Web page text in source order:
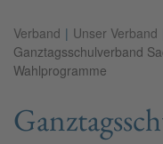
Verband Unser Verband
Ganztagsschulverband
Wahlprogramme